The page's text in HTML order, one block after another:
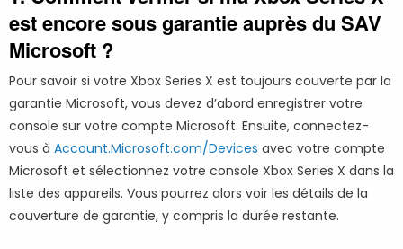
est encore sous garantie auprès du SAV
Microsoft ?
Pour savoir si votre Xbox Series X est toujours couverte par la
garantie Microsoft, vous devez d’abord enregistrer votre
console sur votre compte Microsoft. Ensuite, connectez-
vous à Account.Microsoft.com/Devices avec votre compte
Microsoft et sélectionnez votre console Xbox Series X dans la
liste des appareils. Vous pourrez alors voir les détails de la
couverture de garantie, y compris la durée restante.